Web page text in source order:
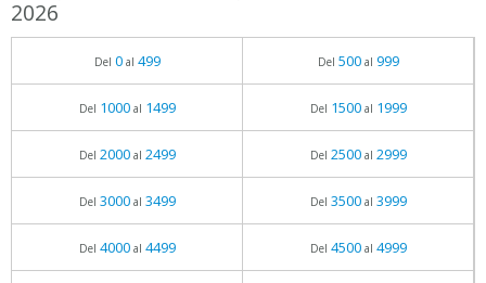
2026
Del 0al 499 Del 500al 999
Del 1000al 1499 Del 1500al 1999
Del 2000al 2499 Del 2500al 2999
Del 3000al 3499 Del 3500al 3999
Del 4000al 4499 Del 4500al 4999